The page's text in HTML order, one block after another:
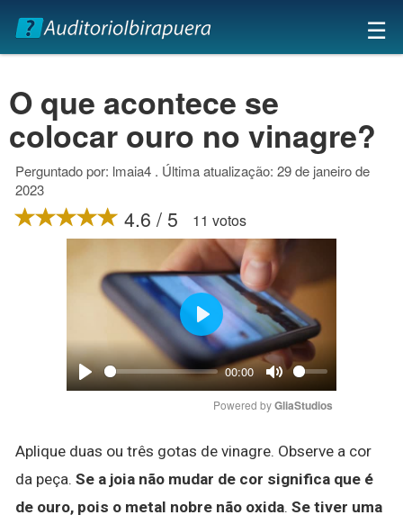
×
☰
O que acontece se
colocar ouro no vinagre?
Perguntado por: lmaia4 . Última atualização: 29 de janeiro de
2023
4.6 / 5 11 votos
Play
00:00
Mute
Play
Powered by GliaStudios
Aplique duas ou três gotas de vinagre. Observe a cor
da peça. Se a joia não mudar de cor significa que é
de ouro, pois o metal nobre não oxida. Se tiver uma